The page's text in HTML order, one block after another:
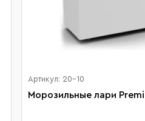
Артикул: 20-10
Морозильные лари